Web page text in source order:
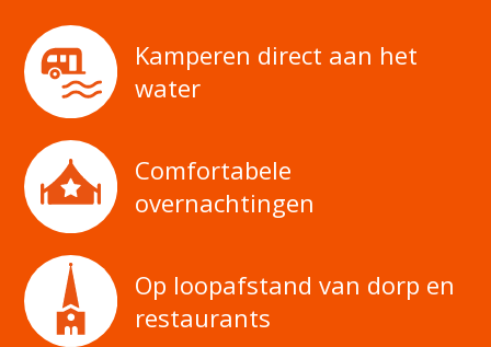
Kamperen direct aan het
water
Comfortabele
overnachtingen
Op loopafstand van dorp en
restaurants